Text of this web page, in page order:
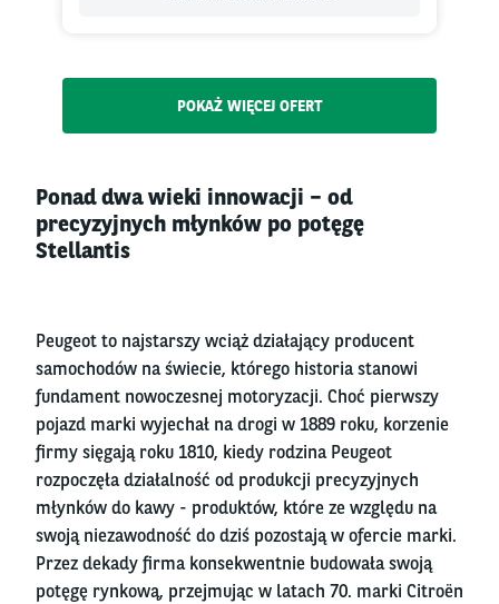
POKAŻ WIĘCEJ OFERT
Ponad dwa wieki innowacji – od
precyzyjnych młynków po potęgę
Stellantis
Peugeot to najstarszy wciąż działający producent
samochodów na świecie, którego historia stanowi
fundament nowoczesnej motoryzacji. Choć pierwszy
pojazd marki wyjechał na drogi w 1889 roku, korzenie
firmy sięgają roku 1810, kiedy rodzina Peugeot
rozpoczęła działalność od produkcji precyzyjnych
młynków do kawy - produktów, które ze względu na
swoją niezawodność do dziś pozostają w ofercie marki.
Przez dekady firma konsekwentnie budowała swoją
potęgę rynkową, przejmując w latach 70. marki Citroën